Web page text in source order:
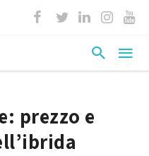
prezzo e